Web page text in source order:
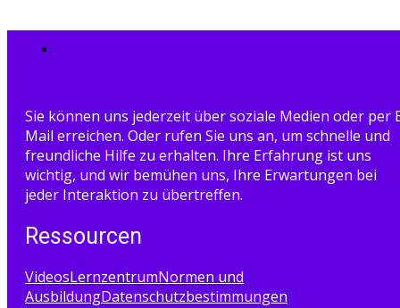
Sie können uns jederzeit über soziale Medien oder per
Mail erreichen. Oder rufen Sie uns an, um schnelle und
freundliche Hilfe zu erhalten. Ihre Erfahrung ist uns
wichtig, und wir bemühen uns, Ihre Erwartungen bei
jeder Interaktion zu übertreffen.
Ressourcen
VideosLernzentrumNormen und
AusbildungDatenschutzbestimmungen